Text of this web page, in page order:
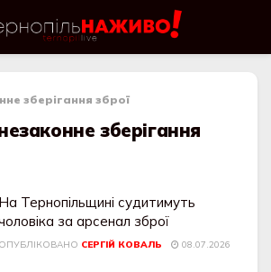
зберігання зброї
зберігання
На Тернопільщині судитимуть
за арсенал зброї
ОПУБЛІКОВАНО СЕРГІЙ КОВАЛЬ 08.07.2026